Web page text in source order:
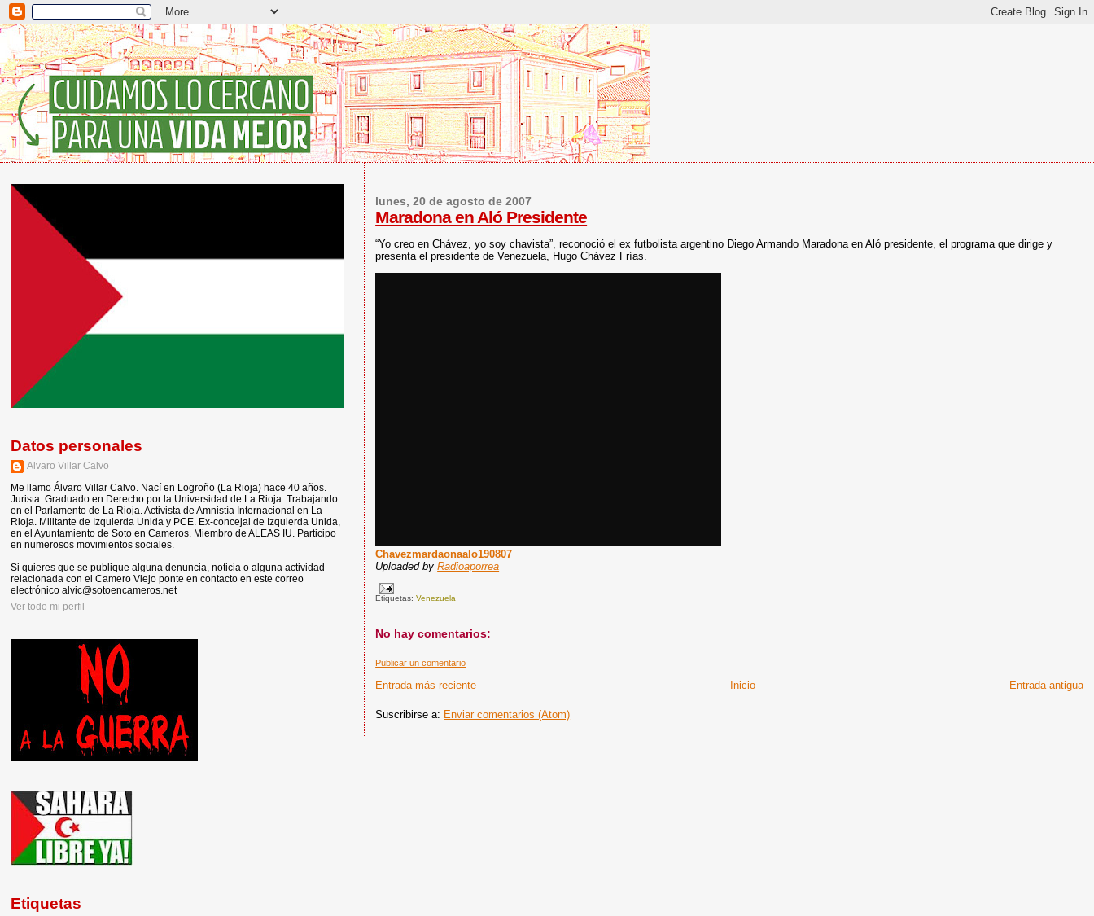
lunes, 20 de agosto de 2007
Maradona en Aló Presidente
“Yo creo en Chávez, yo soy chavista”, reconoció el ex futbolista argentino Diego Armando Maradona en Aló presidente, el programa que dirige y
presenta el presidente de Venezuela, Hugo Chávez Frías.
Chavezmardaonaalo190807
Uploaded byRadioaporrea
Etiquetas:Venezuela
No hay comentarios:
Publicar un comentario
Entrada más reciente Entrada antigua
Inicio
Suscribirse a: Enviar comentarios (Atom)
Datos personales
Alvaro Villar Calvo
Me llamo Álvaro Villar Calvo. Nací en Logroño (La Rioja) hace 40 años.
Jurista. Graduado en Derecho por la Universidad de La Rioja. Trabajando
en el Parlamento de La Rioja. Activista de Amnistía Internacional en La
Rioja. Militante de Izquierda Unida y PCE. Ex-concejal de Izquierda Unida,
en el Ayuntamiento de Soto en Cameros. Miembro de ALEAS IU. Participo
en numerosos movimientos sociales.
Si quieres que se publique alguna denuncia, noticia o alguna actividad
relacionada con el Camero Viejo ponte en contacto en este correo
electrónico alvic@sotoencameros.net
Ver todo mi perfil
Etiquetas